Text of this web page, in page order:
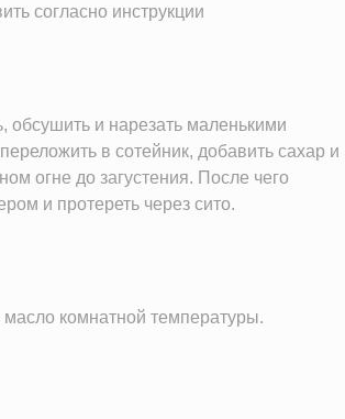
согласно инструкции
обсушить и нарезать маленькими
в сотейник, добавить сахар и
огне до загустения. После чего
и протереть через сито.
масло комнатной температуры.